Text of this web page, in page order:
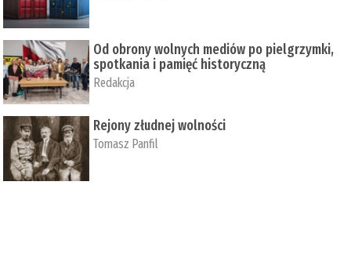
Od obrony wolnych mediów po pielgrzymki,
spotkania i pamięć historyczną
Redakcja
Rejony złudnej wolności
Tomasz Panfil